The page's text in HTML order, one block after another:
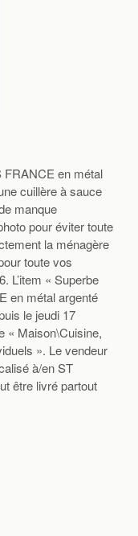
FRANCE en métal
cuillère à sauce
manque
pour éviter toute
la ménagère
toute vos
L’item « Superbe
en métal argenté
le jeudi 17
« Maison\Cuisine,
». Le vendeur
à/en ST
être livré partout